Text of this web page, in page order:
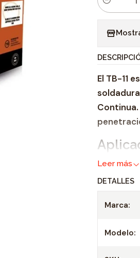
C
i
d
a
d
El TB-11
283, A-
de
presión y
Leer más
DETALLES
Marca:
Modelo: